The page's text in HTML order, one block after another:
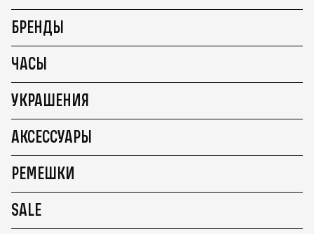
БРЕНДЫ
ЧАСЫ
УКРАШЕНИЯ
АКСЕССУАРЫ
РЕМЕШКИ
SALE